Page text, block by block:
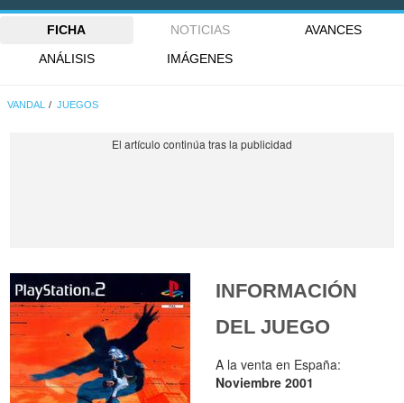
FICHA NOTICIAS
AVANCES
ANÁLISIS
IMÁGENES
VANDAL JUEGOS
INFORMACIÓN
DEL JUEGO
A la venta en España:
Noviembre 2001